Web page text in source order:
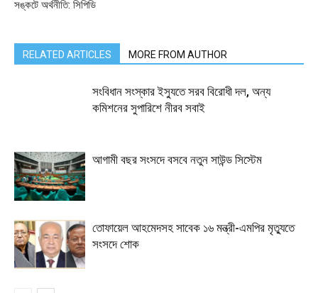
সঙ্কটে অর্থনীতি: সিপিডি
RELATED ARTICLES MORE FROM AUTHOR
সংবিধান সংস্কার ইস্যুতে সরব বিরোধী দল, অন্য
কমিশনের সুপারিশে নীরব সবাই
আগামী বছর সংসদে বসবে নতুন সাউন্ড সিস্টেম
তোফায়েল আহমেদসহ সাবেক ১৬ মন্ত্রী-এমপির মৃত্যুতে
সংসদে শোক